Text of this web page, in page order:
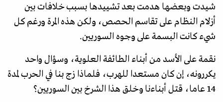
شيدت وبعضها هدمت بعد تشييدها بسبب خلافات بين
أزلام النظام على تقاسم الحصص، ولكن هذه المرة ورغم كل
شيء كانت البسمة على وجوه السوريين.
نقمة على الأسد من أبناء الطائفة العلوية، وسؤال واحد
يكررونه، إن كان مستعدا للهرب، فلماذا زج بنا في الحرب لمدة
14 عاما، قتل أبناءنا وخلق هذا الشرخ بين السوريين؟